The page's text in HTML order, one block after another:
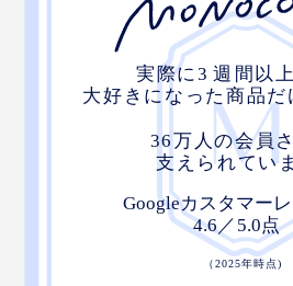
トップアスリートの疲労回復と
り所にもなっている『WOTT』
で体感してください！
は、すでに11年以上の実績があ
そのほかにも、介護、エイジン
ど、幅広い分野で応用される可
問題解決にもつながるテクノロ